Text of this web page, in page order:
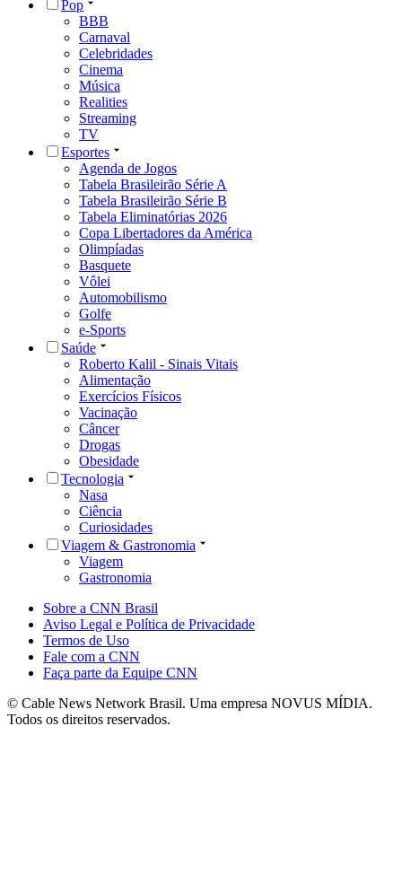
Pop
BBB
Carnaval
Celebridades
Cinema
Música
Realities
Streaming
TV
Esportes
Agenda de Jogos
Tabela Brasileirão Série A
Tabela Brasileirão Série B
Tabela Eliminatórias 2026
Copa Libertadores da América
Olimpíadas
Basquete
Vôlei
Automobilismo
Golfe
e-Sports
Saúde
Roberto Kalil - Sinais Vitais
Alimentação
Exercícios Físicos
Vacinação
Câncer
Drogas
Obesidade
Tecnologia
Nasa
Ciência
Curiosidades
Viagem & Gastronomia
Viagem
Gastronomia
Sobre a CNN Brasil
Aviso Legal e Política de Privacidade
Termos de Uso
Fale com a CNN
Faça parte da Equipe CNN
© Cable News Network Brasil. Uma empresa NOVUS MÍDIA.
Todos os direitos reservados.